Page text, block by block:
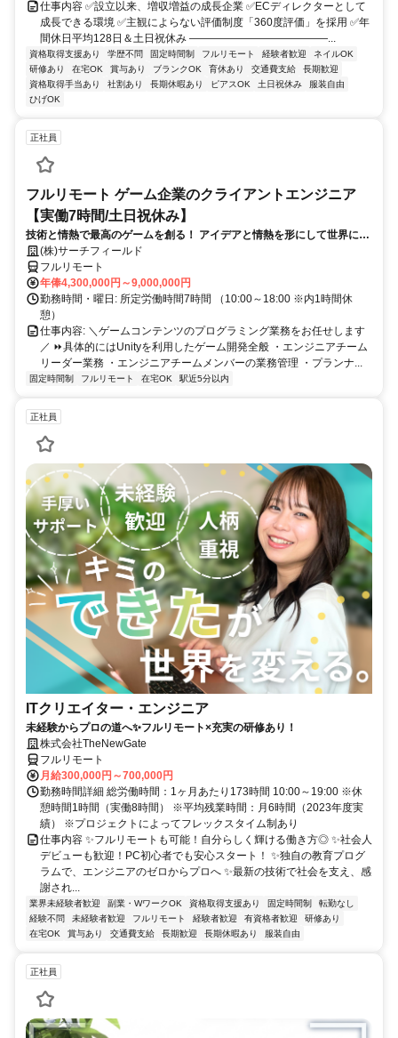
仕事内容 ✅設立以来、増収増益の成長企業 ✅ECディレクターとして
成長できる環境 ✅主観によらない評価制度「360度評価」を採用 ✅年
間休日平均128日＆土日祝休み ―――――――――――――...
資格取得支援あり 学歴不問 固定時間制 フルリモート 経験者歓迎
ネイルOK
研修あり
在宅OK 賞与あり ブランクOK 育休あり 交通費支給
長期歓迎
資格取得手当あり
社割あり 長期休暇あり ピアスOK 土日祝休み
服装自由
ひげOK
正社員
フルリモート ゲーム企業のクライアントエンジニア
【実働7時間/土日祝休み】
技術と情熱で最高のゲームを創る！ アイデアと情熱を形にして世界に送
り出そう！
(株)サーチフィールド
フルリモート
年俸4,300,000円～9,000,000円
勤務時間・曜日: 所定労働時間7時間 （10:00～18:00 ※内1時間休
憩）
仕事内容: ＼ゲームコンテンツのプログラミング業務をお任せします
／ ⏩具体的にはUnityを利用したゲーム開発全般 ・エンジニアチーム
リーダー業務 ・エンジニアチームメンバーの業務管理 ・プランナ...
固定時間制 フルリモート 在宅OK 駅近5分以内
正社員
ITクリエイター・エンジニア
未経験からプロの道へ✨フルリモート×充実の研修あり！
株式会社TheNewGate
フルリモート
月給300,000円～700,000円
勤務時間詳細 総労働時間：1ヶ月あたり173時間 10:00～19:00 ※休
憩時間1時間（実働8時間） ※平均残業時間：月6時間（2023年度実
績） ※プロジェクトによってフレックスタイム制あり
仕事内容 ✨フルリモートも可能！自分らしく輝ける働き方◎ ✨社会人
デビューも歓迎！PC初心者でも安心スタート！ ✨独自の教育プログ
ラムで、エンジニアのゼロからプロへ ✨最新の技術で社会を支え、感
謝され...
業界未経験者歓迎 副業・WワークOK 資格取得支援あり 固定時間制
転勤なし
経験不問
未経験者歓迎 フルリモート 経験者歓迎 有資格者歓迎
研修あり
在宅OK
賞与あり 交通費支給 長期歓迎 長期休暇あり 服装自由
正社員